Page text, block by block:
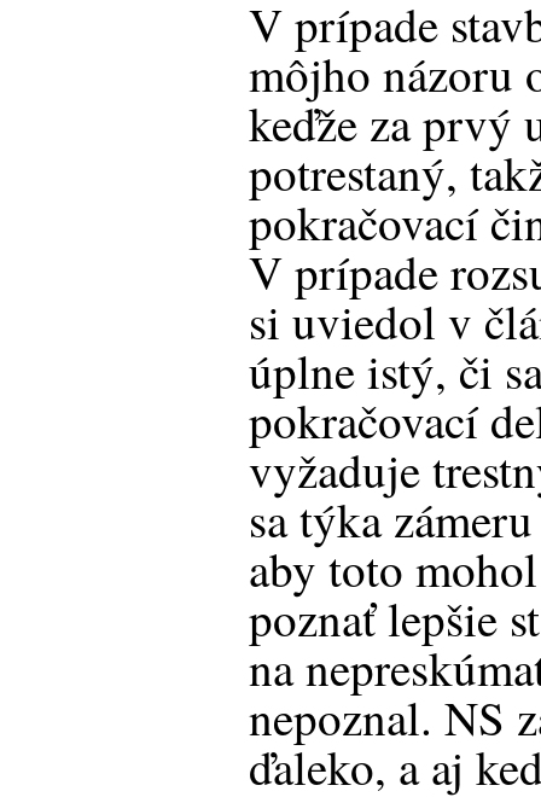
V prípade
môjho názoru
keďže za prvý
potrestaný,
pokračovací
V prípade
si uviedol v
úplne istý, či
pokračovací
vyžaduje
sa týka
aby toto
poznať lepšie
na
nepoznal. NS
ďaleko, a aj